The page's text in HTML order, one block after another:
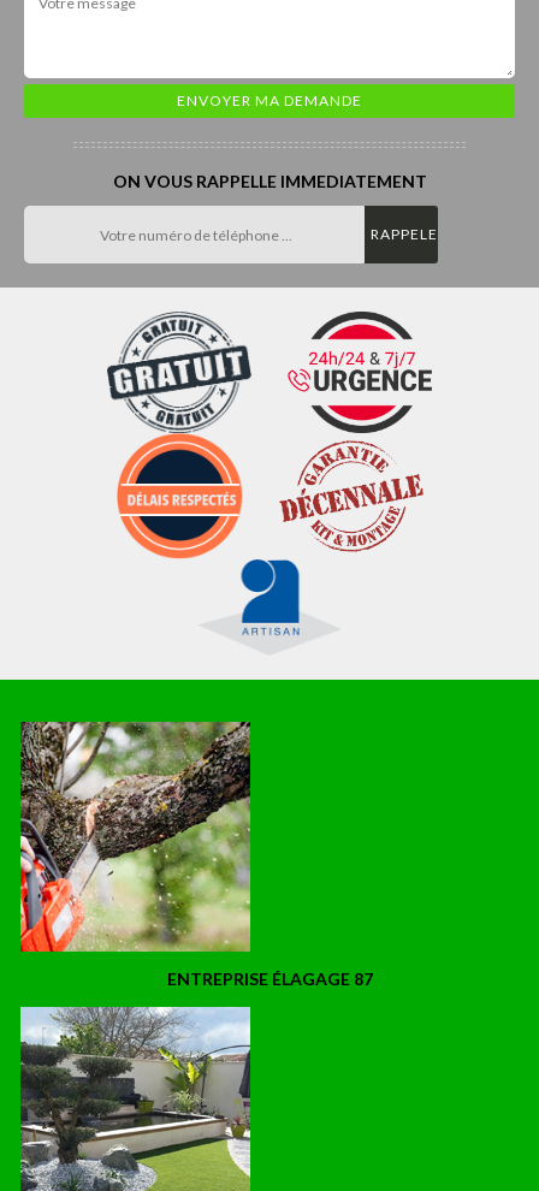
ON VOUS RAPPELLE IMMEDIATEMENT
ENTREPRISE ÉLAGAGE 87